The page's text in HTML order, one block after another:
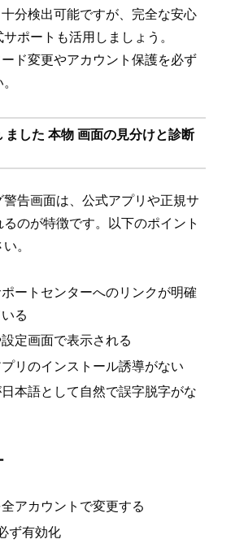
分検出可能ですが、完全な安心
ポートも活用しましょう。
ド変更やアカウント保護を必ず
ました 本物 画面の見分けと診断
告画面は、公式アプリや正規サ
のが特徴です。以下のポイント
。
ートセンターへのリンクが明確
る
定画面で表示される
リのインストール誘導がない
本語として自然で誤字脱字がな
アカウントで変更する
ず有効化